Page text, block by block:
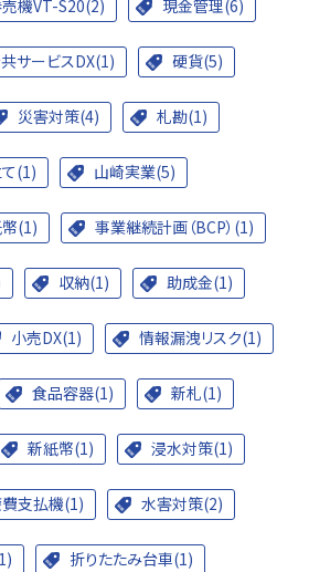
機VT-S20(2) 現金管理(6)
サービスDX(1) 硬貨(5)
災害対策(4) 札勘(1)
(1) 山崎実業(5)
(1) 事業継続計画（BCP）(1)
収納(1) 助成金(1)
小売DX(1) 情報漏洩リスク(1)
食品容器(1) 新札(1)
新紙幣(1) 浸水対策(1)
支払機(1) 水害対策(2)
折りたたみ台車(1)